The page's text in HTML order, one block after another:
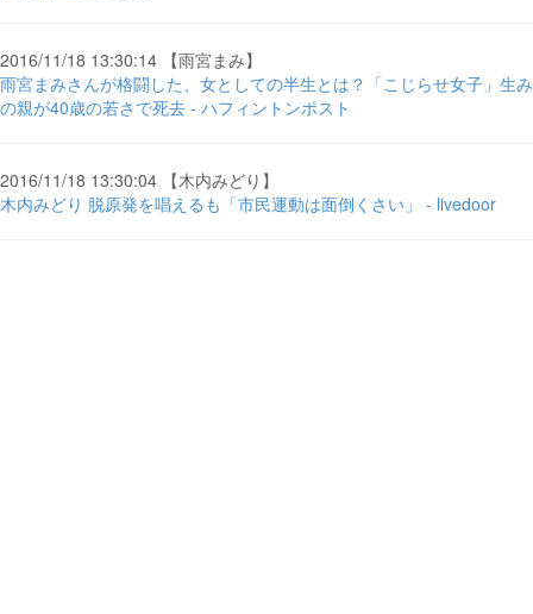
2016/11/18 13:30:14 【雨宮まみ】
雨宮まみさんが格闘した、女としての半生とは？「こじらせ女子」生み
の親が40歳の若さで死去 - ハフィントンポスト
2016/11/18 13:30:04 【木内みどり】
木内みどり 脱原発を唱えるも「市民運動は面倒くさい」 - livedoor